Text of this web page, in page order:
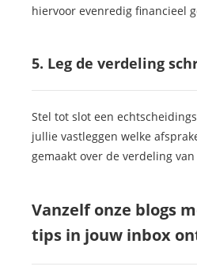
hiervoor evenredig financieel
5. Leg de verdeling
Stel tot slot een
jullie vastleggen welke
gemaakt over de verdeling
Vanzelf onze blogs
tips in jouw inbox